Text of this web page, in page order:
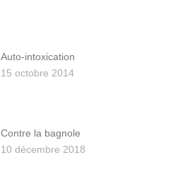
Auto-intoxication
15 octobre 2014
Contre la bagnole
10 décembre 2018